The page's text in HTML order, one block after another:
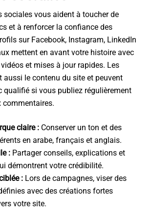
sociales vous aident à toucher de
et à renforcer la confiance des
sur Facebook, Instagram, LinkedIn
mettent en avant votre histoire avec
et mises à jour rapides. Les
aussi le contenu du site et peuvent
qualifié si vous publiez régulièrement
commentaires.
claire :Conserver un ton et des
en arabe, français et anglais.
:Partager conseils, explications et
démontrent votre crédibilité.
:Lors de campagnes, viser des
avec des créations fortes
votre site.